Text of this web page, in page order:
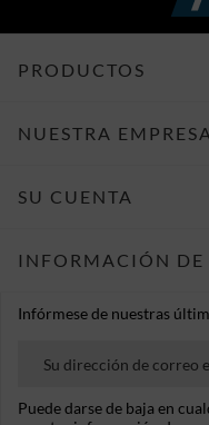
PRODUCTOS
NUESTRA EMPRESA
SU CUENTA
INFORMACIÓN DE
Infórmese de nuestras
Puede darse de baja en